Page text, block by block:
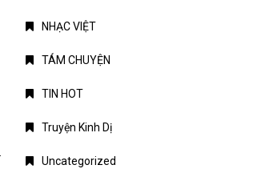
NHẠC VIỆT
TÁM CHUYỆN
TIN HOT
Truyện Kinh Dị
Uncategorized